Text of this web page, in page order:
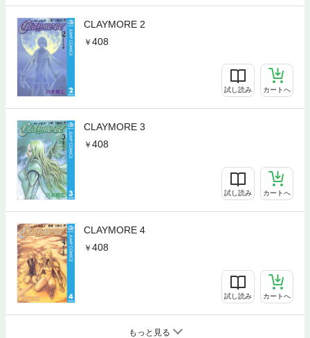
CLAYMORE 2
408
試し読み カートへ
CLAYMORE 3
408
試し読み カートへ
CLAYMORE 4
408
試し読み カートへ
もっと見る